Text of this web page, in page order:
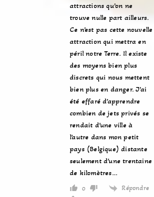
attractions qu’on ne
trouve nulle part ailleurs.
Ce n’est pas cette nouvelle
attraction qui mettra en
péril notre Terre. Il existe
des moyens bien plus
discrets qui nous mettent
bien plus en danger. J’ai
été effaré d’apprendre
combien de jets privés se
rendait d’une ville à
l’autre dans mon petit
pays (Belgique) distante
seulement d’une trentaine
de kilomètres…
0 Répondre